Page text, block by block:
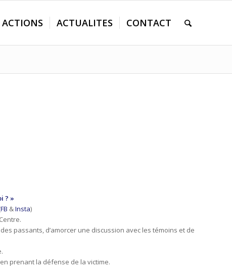
ACTIONS ACTUALITES CONTACT
? »
FB &Insta)
passants, d’amorcer une discussion avec les témoins et de
prenant la défense de la victime.